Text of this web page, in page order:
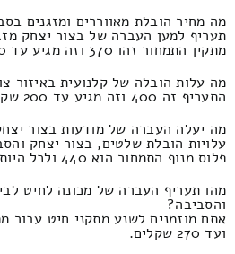
מה מחיר הובלת מאווררים ומזגנים
תעריף למען העברה של בצור יצחק
מתקין התמחור זהו 370 וזה מגיע עד 170 ₪.
מה עלות הובלה של קלנועית באיזור
התעריף זה 400 וזה מגיע עד 200 שקלים חדשים.
מה יעלה העברה של מודעות בצור
פלוס מנוף התמחור הוא 440 ולכל היותר 190 שקל.
מהו תעריף העברה של מכונה לחיט
והסביבה?
ועד 270 שקלים.